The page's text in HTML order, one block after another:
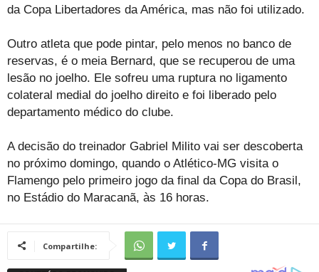
da Copa Libertadores da América, mas não foi utilizado.
Outro atleta que pode pintar, pelo menos no banco de
reservas, é o meia Bernard, que se recuperou de uma
lesão no joelho. Ele sofreu uma ruptura no ligamento
colateral medial do joelho direito e foi liberado pelo
departamento médico do clube.
A decisão do treinador Gabriel Milito vai ser descoberta
no próximo domingo, quando o Atlético-MG visita o
Flamengo pelo primeiro jogo da final da Copa do Brasil,
no Estádio do Maracanã, às 16 horas.
Compartilhe: